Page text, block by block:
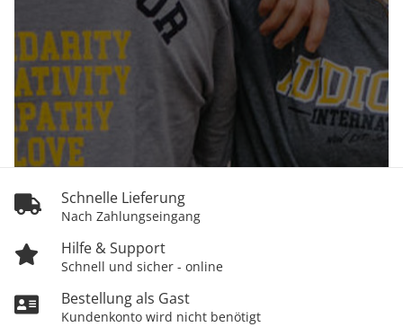
Schnelle Lieferung
Nach Zahlungseingang
Hilfe & Support
Schnell und sicher - online
Bestellung als Gast
Kundenkonto wird nicht benötigt